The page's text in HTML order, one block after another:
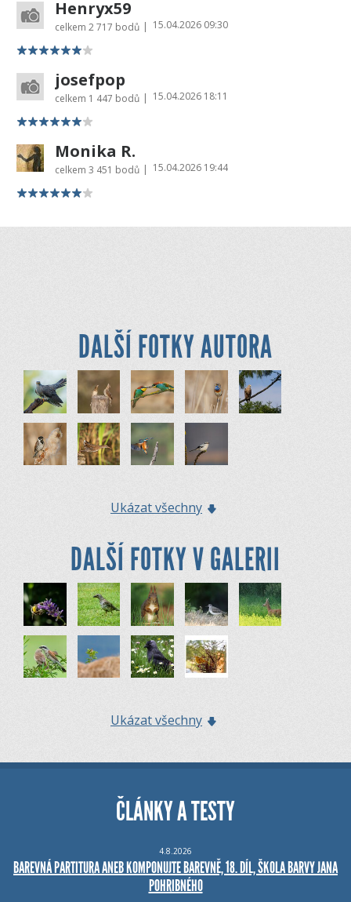
Henryx59
celkem 2 717 bodů | 15.04.2026 09:30
josefpop
celkem 1 447 bodů | 15.04.2026 18:11
Monika R.
celkem 3 451 bodů | 15.04.2026 19:44
DALŠÍ FOTKY AUTORA
Ukázat všechny
DALŠÍ FOTKY V GALERII
Ukázat všechny
ČLÁNKY A TESTY
4.8.2026
BAREVNÁ PARTITURA ANEB KOMPONUJTE BAREVNĚ, 18. DÍL, ŠKOLA BARVY JANA
POHRIBNÉHO